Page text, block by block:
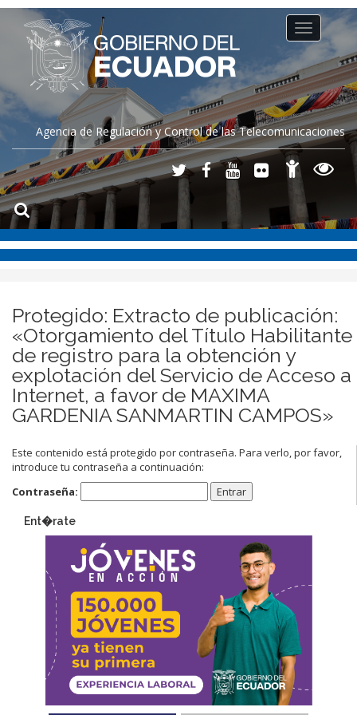
Agencia de Regulación y Control de las Telecomunicaciones
Toggle
navigation
Protegido: Extracto de publicación:
«Otorgamiento del Título Habilitante
de registro para la obtención y
explotación del Servicio de Acceso a
Internet, a favor de MAXIMA
GARDENIA SANMARTIN CAMPOS»
Este contenido está protegido por contraseña. Para verlo, por favor,
introduce tu contraseña a continuación:
Contraseña:
Ent�rate